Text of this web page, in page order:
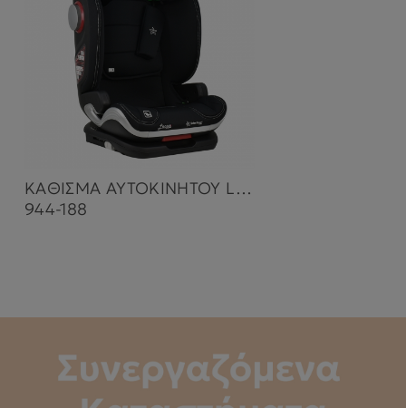
ΚΑΘΙΣΜΑ ΑΥΤΟΚΙΝΗΤΟΥ LEON PLUS ISOFIX I-SIZE BLACK
944-188